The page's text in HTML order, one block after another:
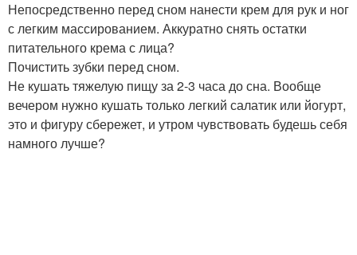
Непосредственно перед сном нанести крем для рук и ног
с легким массированием. Аккуратно снять остатки
питательного крема с лица?
Почистить зубки перед сном.
Не кушать тяжелую пищу за 2-3 часа до сна. Вообще
вечером нужно кушать только легкий салатик или йогурт,
это и фигуру сбережет, и утром чувствовать будешь себя
намного лучше?